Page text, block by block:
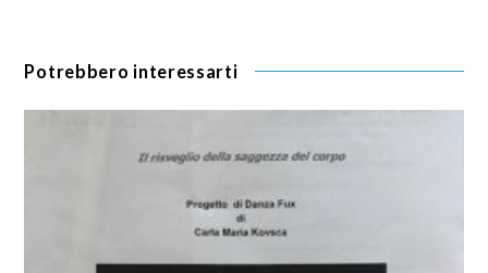
Potrebbero interessarti